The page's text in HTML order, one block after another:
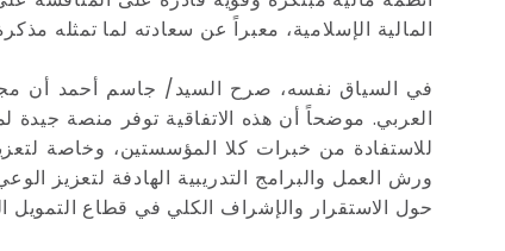
المالية الإسلامية، معبراً عن سعادته لما تمثله
في السياق نفسه، صرح السيد/ جاسم أحمد أن
العربي. موضحاً أن هذه الاتفاقية توفر منصة
للاستفادة من خبرات كلا المؤسستين، وخاصة
ورش العمل والبرامج التدريبية الهادفة لتعزيز
حول الاستقرار والإشراف الكلي في قطاع التمويل